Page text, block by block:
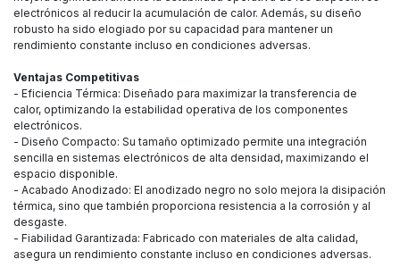
electrónicos al reducir la acumulación de calor. Además, su diseño
robusto ha sido elogiado por su capacidad para mantener un
rendimiento constante incluso en condiciones adversas.
Ventajas Competitivas
- Eficiencia Térmica: Diseñado para maximizar la transferencia de
calor, optimizando la estabilidad operativa de los componentes
electrónicos.
- Diseño Compacto: Su tamaño optimizado permite una integración
sencilla en sistemas electrónicos de alta densidad, maximizando el
espacio disponible.
- Acabado Anodizado: El anodizado negro no solo mejora la disipación
térmica, sino que también proporciona resistencia a la corrosión y al
desgaste.
- Fiabilidad Garantizada: Fabricado con materiales de alta calidad,
asegura un rendimiento constante incluso en condiciones adversas.